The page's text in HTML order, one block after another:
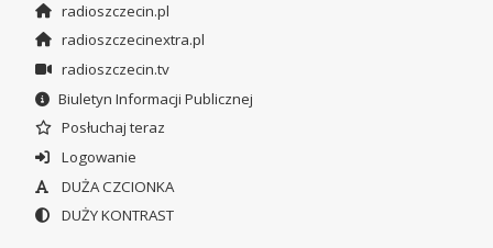
radioszczecin.pl
radioszczecinextra.pl
radioszczecin.tv
Biuletyn Informacji Publicznej
Posłuchaj teraz
Logowanie
DUŻA CZCIONKA
DUŻY KONTRAST